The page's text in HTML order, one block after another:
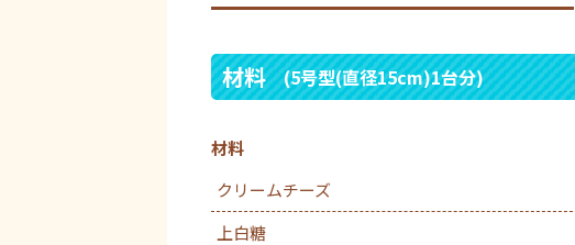
材料 (5号型(直径15cm)1台分)
材料
クリームチーズ
上白糖